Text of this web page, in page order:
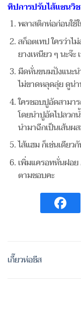
ทิปการปรับไส้แซนวิ
พลาสติกห่อก่อนใช้
สก็อตเทป ใครว่าไ
ยางเหนียว ๆ นะจ๊
มีดหั่นขนมปังแนะน
ไม่ขาดหลุดลุ่ย ดูน่
ใครชอบปูอัดสามา
โดยนำปูอัดไปลวก
นำมาฉีกเป็นเส้นผ
ไส้แฮม ก็เช่นเดียว
เพิ่มแครอทหั่นฝอ
ตามชอบคะ
เกี๊ยวห่อชีส